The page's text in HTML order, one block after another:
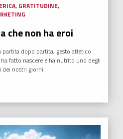
, GRATITUDINE,
che non ha eroi
partita dopo partita, gesto atletico
fatto nascere e ha nutrito uno degli
nostri giorni.